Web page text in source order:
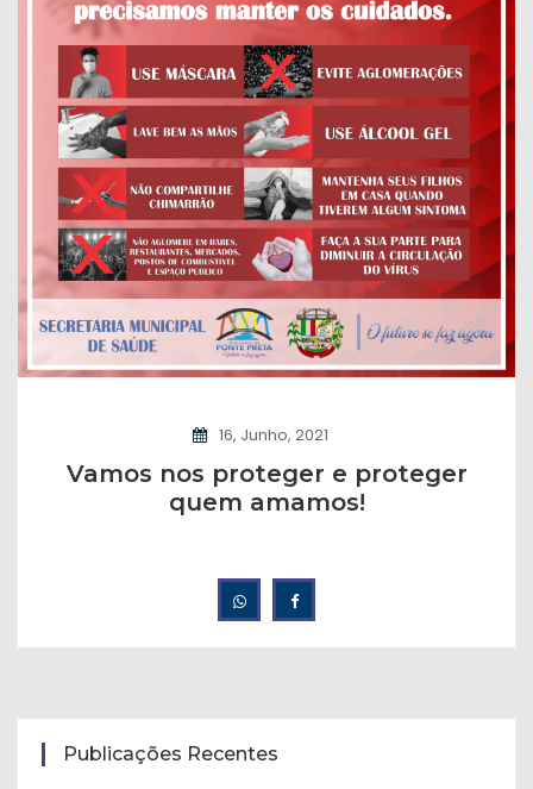
16, Junho, 2021
Vamos nos proteger e proteger
quem amamos!
Publicações Recentes